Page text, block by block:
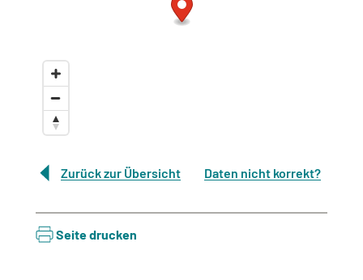
Zurück zur Übersicht Daten nicht korrekt?
Seite drucken